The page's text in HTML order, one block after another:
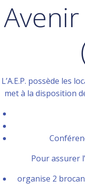
L’A.E.P. possède les
met à la disposition
Pour assurer
organise 2